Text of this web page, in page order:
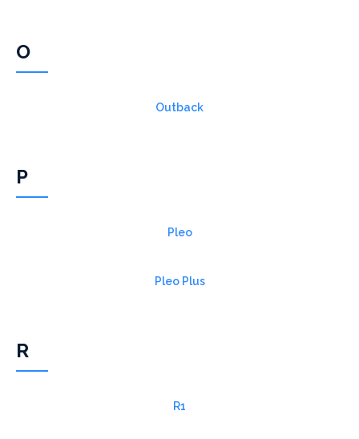
O
Outback
P
Pleo
Pleo Plus
R
R1